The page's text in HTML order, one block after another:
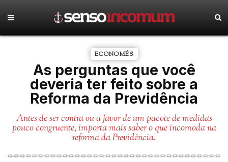
ECONOMÊS
As perguntas que você
deveria ter feito sobre a
Reforma da Previdência
Antes de ser contra ou a favor de um pacote de medidas
pouco congruente, importa mais saber o que incomoda na
reforma da Previdência.